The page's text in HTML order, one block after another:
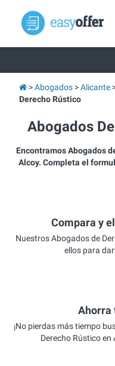
Abogados Alicante
Derecho Rústico
Abogados
Encontramos Abogados
Alcoy. Completa el
Compara y
Nuestros Abogados de
ellos para
Ahorra
¡No pierdas más tiempo
Derecho Rústico en